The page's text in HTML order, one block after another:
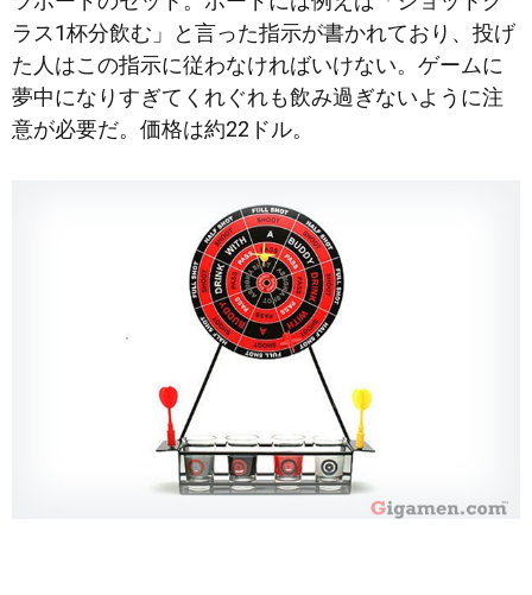
ラス1杯分飲む」と言った指示が書かれており、投げ
た人はこの指示に従わなければいけない。ゲームに
夢中になりすぎてくれぐれも飲み過ぎないように注
意が必要だ。価格は約22ドル。